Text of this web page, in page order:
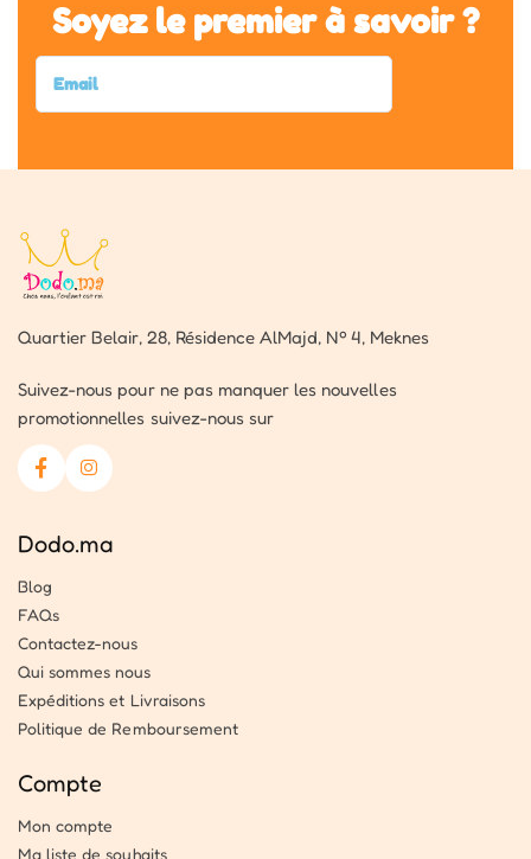
Soyez le premier à savoir ?
Quartier Belair, 28, Résidence AlMajd, Nº 4, Meknes
Suivez-nous pour ne pas manquer les nouvelles
promotionnelles suivez-nous sur
Dodo.ma
Blog
FAQs
Contactez-nous
Qui sommes nous
Expéditions et Livraisons
Politique de Remboursement
Compte
Mon compte
Ma liste de souhaits